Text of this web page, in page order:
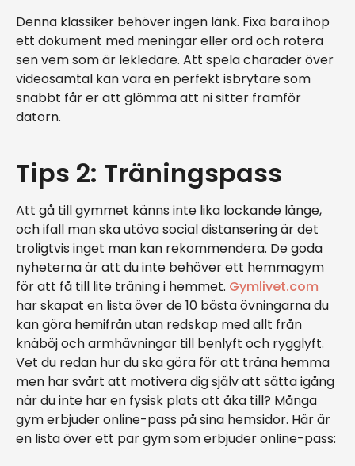
Denna klassiker behöver ingen länk. Fixa bara ihop
ett dokument med meningar eller ord och rotera
sen vem som är lekledare. Att spela charader över
videosamtal kan vara en perfekt isbrytare som
snabbt får er att glömma att ni sitter framför
datorn.
Tips 2: Träningspass
Att gå till gymmet känns inte lika lockande länge,
och ifall man ska utöva social distansering är det
troligtvis inget man kan rekommendera. De goda
nyheterna är att du inte behöver ett hemmagym
för att få till lite träning i hemmet. Gymlivet.com
har skapat en lista över de 10 bästa övningarna du
kan göra hemifrån utan redskap med allt från
knäböj och armhävningar till benlyft och rygglyft.
Vet du redan hur du ska göra för att träna hemma
men har svårt att motivera dig själv att sätta igång
när du inte har en fysisk plats att åka till? Många
gym erbjuder online-pass på sina hemsidor. Här är
en lista över ett par gym som erbjuder online-pass: